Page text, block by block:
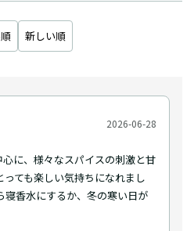
新しい順
2026-06-28
に、様々なスパイスの刺激と甘
ても楽しい気持ちになれまし
寝香水にするか、冬の寒い日が